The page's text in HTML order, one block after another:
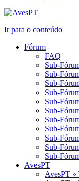
Ir para o conteúdo
Fórum
FAQ
Sub-
Sub-
Sub-
Sub-
Sub-
Sub-
Sub-
Sub-
Sub-
Sub-
Sub-
AvesPT
AvesPT »